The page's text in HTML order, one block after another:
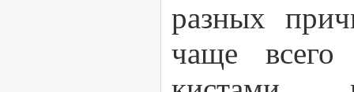
разных
чаще всего